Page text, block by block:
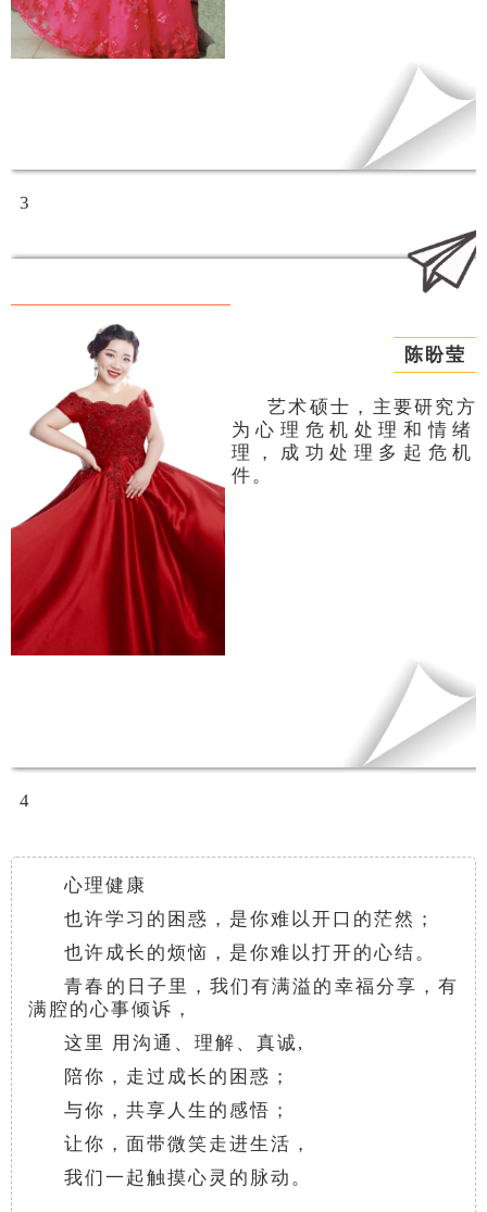
3
陈盼莹
艺术硕士，主要研究方
为心理危机处理和情绪
理，成功处理多起危机
件。
4
心理健康
也许学习的困惑，是你难以开口的茫然；
也许成长的烦恼，是你难以打开的心结。
青春的日子里，我们有满溢的幸福分享，有
满腔的心事倾诉，
这里 用沟通、理解、真诚,
陪你，走过成长的困惑；
与你，共享人生的感悟；
让你，面带微笑走进生活，
我们一起触摸心灵的脉动。